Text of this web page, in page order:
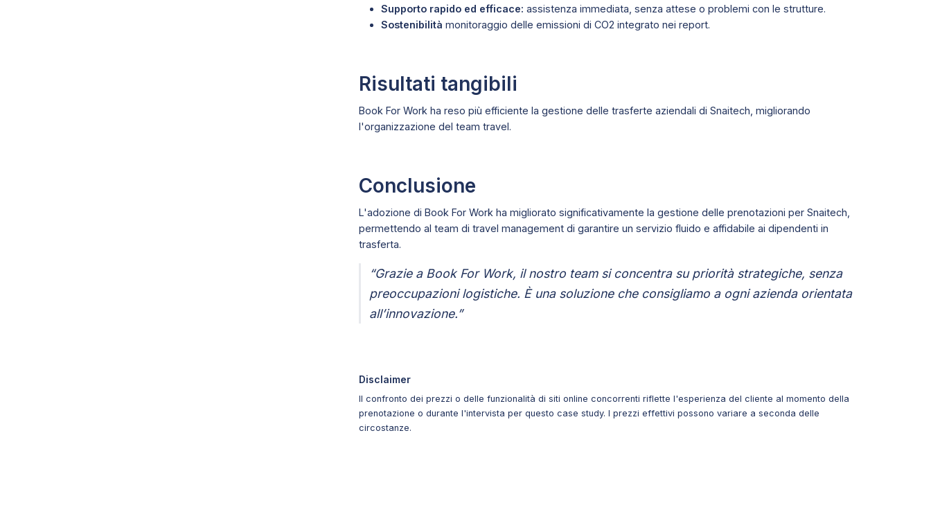
Supporto rapido ed efficace: assistenza immediata, senza attese o problemi con le strutture.
Sostenibilità monitoraggio delle emissioni di CO2 integrato nei report.
Risultati tangibili
Book For Work ha reso più efficiente la gestione delle trasferte aziendali di Snaitech, migliorando
l'organizzazione del team travel.
Conclusione
L'adozione di Book For Work ha migliorato significativamente la gestione delle prenotazioni per Snaitech,
permettendo al team di travel management di garantire un servizio fluido e affidabile ai dipendenti in
trasferta.
“Grazie a Book For Work, il nostro team si concentra su priorità strategiche, senza
preoccupazioni logistiche. È una soluzione che consigliamo a ogni azienda orientata
all’innovazione.”
Disclaimer
Il confronto dei prezzi o delle funzionalità di siti online concorrenti riflette l'esperienza del cliente al momento della
prenotazione o durante l'intervista per questo case study. I prezzi effettivi possono variare a seconda delle
circostanze.